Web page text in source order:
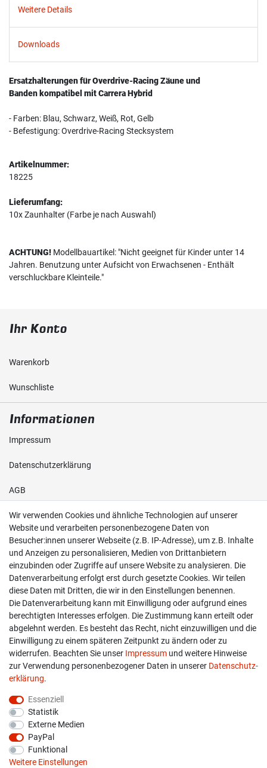
Weitere Details
Downloads
Ersatzhalterungen für Overdrive-Racing Zäune und
Banden kompatibel mit Carrera Hybrid
- Farben: Blau, Schwarz, Weiß, Rot, Gelb
- Befestigung: Overdrive-Racing Stecksystem
Artikelnummer:
18225
Lieferumfang:
10x Zaunhalter (Farbe je nach Auswahl)
ACHTUNG! Modellbauartikel: "Nicht geeignet für Kinder unter 14
Jahren. Benutzung unter Aufsicht von Erwachsenen - Enthält
verschluckbare Kleinteile."
Ihr Konto
Warenkorb
Wunschliste
Informationen
Impressum
Daten­schutz­erklärung
AGB
Shop
Kontakt
Versand & Zahlung
Widerrufs­recht
Widerruf erklären
info@overdrive-racing.de
05662 / 8878939
Overdrive-Racing
Frankenstr. 9
34587 Felsberg-Gensungen
Wir verwenden Cookies und ähnliche Technologien auf unserer
Website und verarbeiten personenbezogene Daten von
Besucher:innen unserer Webseite (z.B. IP-Adresse), um z.B. Inhalte
und Anzeigen zu personalisieren, Medien von Drittanbietern
einzubinden oder Zugriffe auf unsere Website zu analysieren. Die
Datenverarbeitung erfolgt erst durch gesetzte Cookies. Wir teilen
diese Daten mit Dritten, die wir in den Einstellungen benennen.
Die Datenverarbeitung kann mit Einwilligung oder aufgrund eines
berechtigten Interesses erfolgen. Die Zustimmung kann erteilt oder
abgelehnt werden. Es besteht das Recht, nicht einzuwilligen und die
Einwilligung zu einem späteren Zeitpunkt zu ändern oder zu
widerrufen. Beachten Sie unser Impressum und weitere Hinweise
zur Verwendung personenbezogener Daten in unserer Daten­schutz­
erklärung.
Essenziell
Statistik
Externe Medien
PayPal
Funktional
Weitere Einstellungen